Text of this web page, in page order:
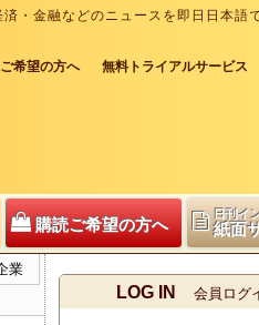
・金融などのニュースを即日日本語
希望の方へ 無料トライアルサービス
購読ご希望の方へ
日刊イ
紙面
業
LOG IN 会員ログ